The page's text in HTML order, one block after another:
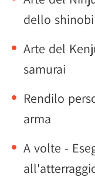
dello shinobi
Arte del
samurai
Rendilo
arma
A volte -